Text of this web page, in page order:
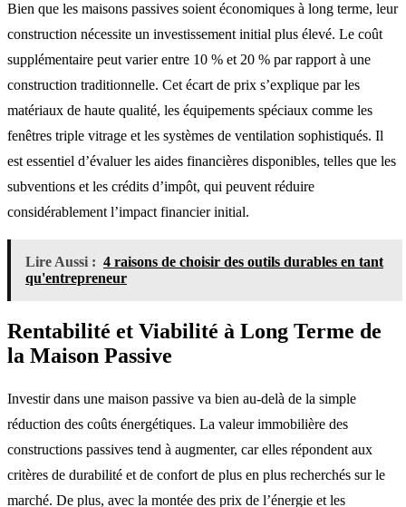
Bien que les maisons passives soient économiques à long terme, leur
construction nécessite un investissement initial plus élevé. Le coût
supplémentaire peut varier entre 10 % et 20 % par rapport à une
construction traditionnelle. Cet écart de prix s’explique par les
matériaux de haute qualité, les équipements spéciaux comme les
fenêtres triple vitrage et les systèmes de ventilation sophistiqués. Il
est essentiel d’évaluer les aides financières disponibles, telles que les
subventions et les crédits d’impôt, qui peuvent réduire
considérablement l’impact financier initial.
Lire Aussi : 4 raisons de choisir des outils durables en tant
qu'entrepreneur
Rentabilité et Viabilité à Long Terme de
la Maison Passive
Investir dans une maison passive va bien au-delà de la simple
réduction des coûts énergétiques. La valeur immobilière des
constructions passives tend à augmenter, car elles répondent aux
critères de durabilité et de confort de plus en plus recherchés sur le
marché. De plus, avec la montée des prix de l’énergie et les